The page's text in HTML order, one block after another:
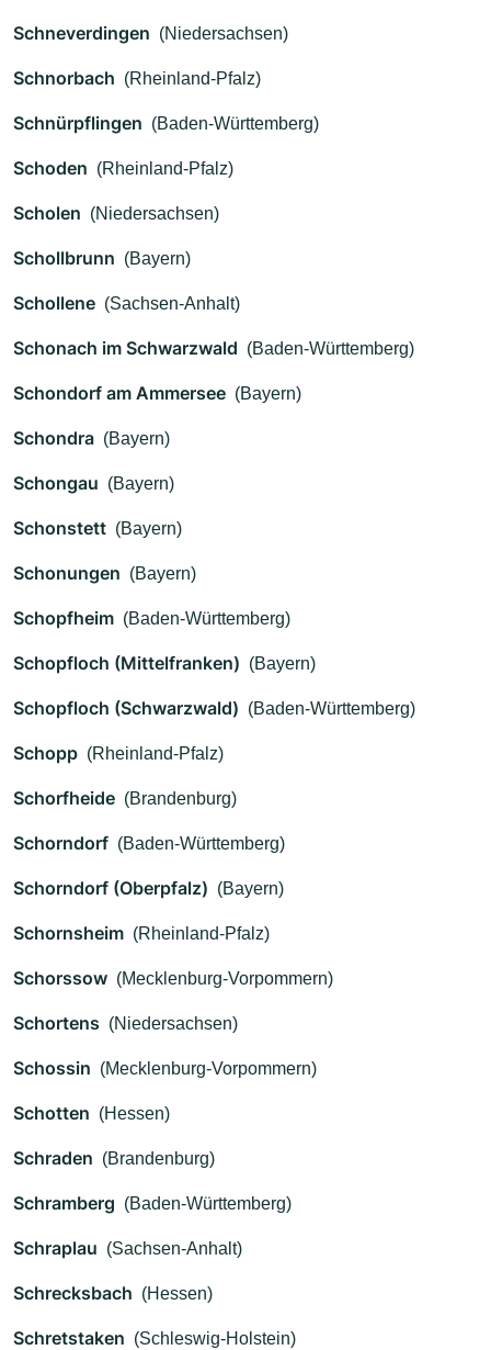
Schneverdingen (Niedersachsen)
Schnorbach (Rheinland-Pfalz)
Schnürpflingen (Baden-Württemberg)
Schoden (Rheinland-Pfalz)
Scholen (Niedersachsen)
Schollbrunn (Bayern)
Schollene (Sachsen-Anhalt)
Schonach im Schwarzwald (Baden-Württemberg)
Schondorf am Ammersee (Bayern)
Schondra (Bayern)
Schongau (Bayern)
Schonstett (Bayern)
Schonungen (Bayern)
Schopfheim (Baden-Württemberg)
Schopfloch (Mittelfranken) (Bayern)
Schopfloch (Schwarzwald) (Baden-Württemberg)
Schopp (Rheinland-Pfalz)
Schorfheide (Brandenburg)
Schorndorf (Baden-Württemberg)
Schorndorf (Oberpfalz) (Bayern)
Schornsheim (Rheinland-Pfalz)
Schorssow (Mecklenburg-Vorpommern)
Schortens (Niedersachsen)
Schossin (Mecklenburg-Vorpommern)
Schotten (Hessen)
Schraden (Brandenburg)
Schramberg (Baden-Württemberg)
Schraplau (Sachsen-Anhalt)
Schrecksbach (Hessen)
Schretstaken (Schleswig-Holstein)